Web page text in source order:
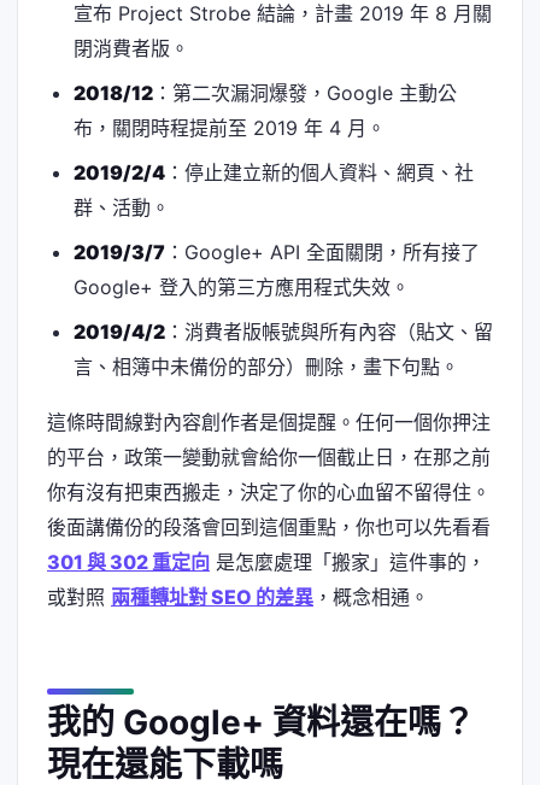
宣布 Project Strobe 結論，計畫 2019 年 8 月關
閉消費者版。
2018/12：第二次漏洞爆發，Google 主動公
布，關閉時程提前至 2019 年 4 月。
2019/2/4：停止建立新的個人資料、網頁、社
群、活動。
2019/3/7：Google+ API 全面關閉，所有接了
Google+ 登入的第三方應用程式失效。
2019/4/2：消費者版帳號與所有內容（貼文、留
言、相簿中未備份的部分）刪除，畫下句點。
這條時間線對內容創作者是個提醒。任何一個你押注
的平台，政策一變動就會給你一個截止日，在那之前
你有沒有把東西搬走，決定了你的心血留不留得住。
後面講備份的段落會回到這個重點，你也可以先看看
301 與 302 重定向 是怎麼處理「搬家」這件事的，
或對照 兩種轉址對 SEO 的差異 ，概念相通。
我的 Google+ 資料還在嗎？
現在還能下載嗎